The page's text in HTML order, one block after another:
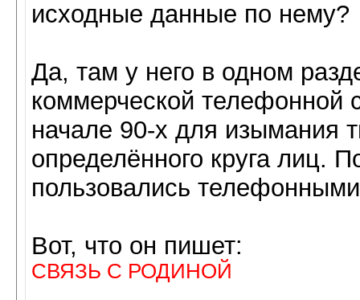
исходные данные по нему?
Да, там у него в одном
коммерческой телефонной
начале 90-х для изымания
определённого круга лиц.
пользовались
Вот, что он пишет:
СВЯЗЬ С РОДИНОЙ